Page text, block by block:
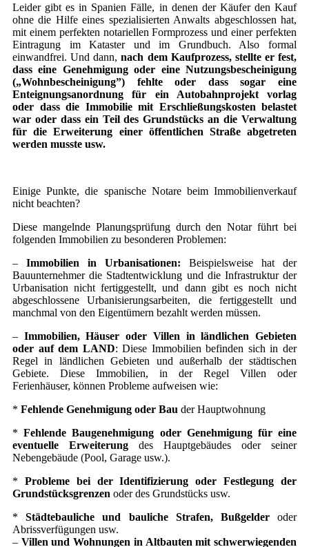
Leider gibt es in Spanien Fälle, in denen der Käufer den Kauf
ohne die Hilfe eines spezialisierten Anwalts abgeschlossen hat,
mit einem perfekten notariellen Formprozess und einer perfekten
Eintragung im Kataster und im Grundbuch. Also formal
einwandfrei. Und dann,nach dem Kaufprozess, stellte er fest,
dass eine Genehmigung oder eine Nutzungsbescheinigung
(„Wohnbescheinigung”) fehlte oder dass sogar eine
Enteignungsanordnung für ein Autobahnprojekt vorlag
oder dass die Immobilie mit Erschließungskosten belastet
war oder dass ein Teil des Grundstücks an die Verwaltung
für die Erweiterung einer öffentlichen Straße abgetreten
werden musste usw.
Einige Punkte, die spanische Notare beim Immobilienverkauf
nicht beachten?
Diese mangelnde Planungsprüfung durch den Notar führt bei
folgenden Immobilien zu besonderen Problemen:
– Immobilien in Urbanisationen: Beispielsweise hat der
Bauunternehmer die Stadtentwicklung und die Infrastruktur der
Urbanisation nicht fertiggestellt, und dann gibt es noch nicht
abgeschlossene Urbanisierungsarbeiten, die fertiggestellt und
manchmal von den Eigentümern bezahlt werden müssen.
– Immobilien, Häuser oder Villen in ländlichen Gebieten
oder auf dem LAND: Diese Immobilien befinden sich in der
Regel in ländlichen Gebieten und außerhalb der städtischen
Gebiete. Diese Immobilien, in der Regel Villen oder
Ferienhäuser, können Probleme aufweisen wie:
* Fehlende Genehmigung oder Bau der Hauptwohnung
*Fehlende Baugenehmigung oder Genehmigung für eine
eventuelle Erweiterung des Hauptgebäudes oder seiner
Nebengebäude (Pool, Garage usw.).
* Probleme bei der Identifizierung oder Festlegung der
Grundstücksgrenzen oder des Grundstücks usw.
*Städtebauliche und bauliche Strafen, Bußgelderoder
Abrissverfügungen usw.
– Villen und Wohnungen in Altbauten mit schwerwiegenden